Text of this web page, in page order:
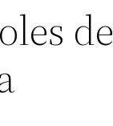
de